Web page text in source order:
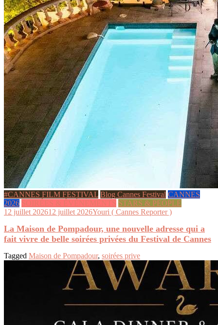
#CANNES FILM FESTIVAL Blog Cannes Festival CANNES
2026 SOIRÉES & ÉVÉNEMENTS STARS & PEOPLE
12 juillet 202612 juillet 2026Youri ( Cannes Reporter )
La Maison de Pompadour, une nouvelle adresse qui a
fait vivre de belle soirées privées du Festival de Cannes
Tagged Maison de Pompadour, soirées prive